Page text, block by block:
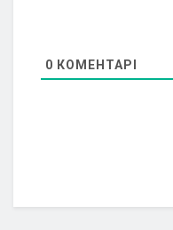
0 КОМЕНТАРІ